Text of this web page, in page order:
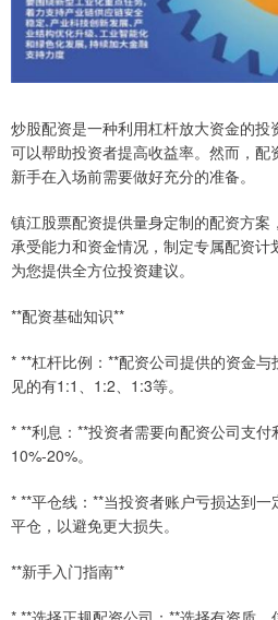
炒股配资是一种利用杠杆放大资金的投
可以帮助投资者提高收益率。然而，
新手在入场前需要做好充分的准备。
镇江股票配资提供量身定制的配资方
承受能力和资金情况，制定专属配资计
为您提供全方位投资建议。
**配资基础知识**
* **杠杆比例：**配资公司提供的资金
见的有1:1、1:2、1:3等。
* **利息：**投资者需要向配资公司支
10%-20%。
* **平仓线：**当投资者账户亏损达到
平仓，以避免更大损失。
**新手入门指南**